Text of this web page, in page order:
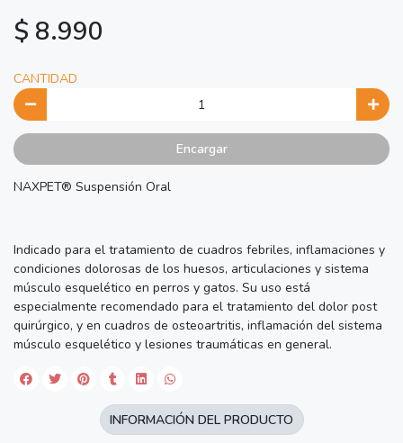
$ 8.990
CANTIDAD
Encargar
NAXPET® Suspensión Oral
Indicado para el tratamiento de cuadros febriles, inflamaciones y
condiciones dolorosas de los huesos, articulaciones y sistema
músculo esquelético en perros y gatos. Su uso está
especialmente recomendado para el tratamiento del dolor post
quirúrgico, y en cuadros de osteoartritis, inflamación del sistema
músculo esquelético y lesiones traumáticas en general.
INFORMACIÓN DEL PRODUCTO